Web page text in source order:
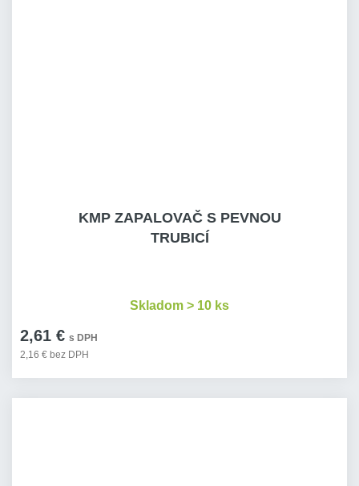
KMP ZAPALOVAČ S PEVNOU
TRUBICÍ
2,61 € s DPH
2,16 € bez DPH
Skladom > 10 ks